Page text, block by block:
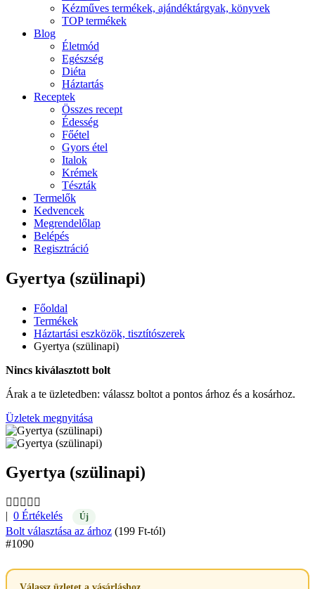
Kézműves termékek, ajándéktárgyak, könyvek
TOP termékek
Blog
Életmód
Egészség
Diéta
Háztartás
Receptek
Összes recept
Édesség
Főétel
Gyors étel
Italok
Krémek
Tészták
Termelők
Kedvencek
Megrendelőlap
Belépés
Regisztráció
Gyertya (szülinapi)
Főoldal
Termékek
Háztartási eszközök, tisztítószerek
Gyertya (szülinapi)
Nincs kiválasztott bolt
Árak a te üzletedben: válassz boltot a pontos árhoz és a kosárhoz.
Üzletek megnyitása
Gyertya (szülinapi)
| 0 Értékelés Új
Bolt választása az árhoz (199 Ft-tól)
#1090